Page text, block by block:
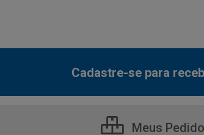
Cadastre-se para
Meus